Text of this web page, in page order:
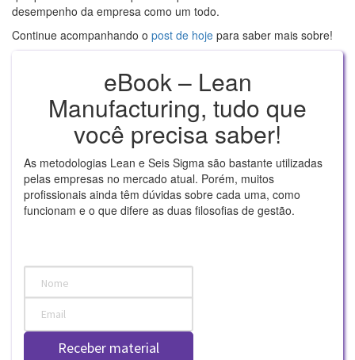
desempenho da empresa como um todo.
Continue acompanhando o post de hoje para saber mais sobre!
eBook – Lean
Manufacturing, tudo que
você precisa saber!
As metodologias Lean e Seis Sigma são bastante utilizadas
pelas empresas no mercado atual. Porém, muitos
profissionais ainda têm dúvidas sobre cada uma, como
funcionam e o que difere as duas filosofias de gestão.
Receber material